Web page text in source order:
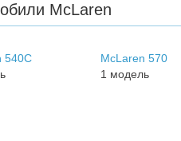
McLaren
540C
McLaren 570
1 модель